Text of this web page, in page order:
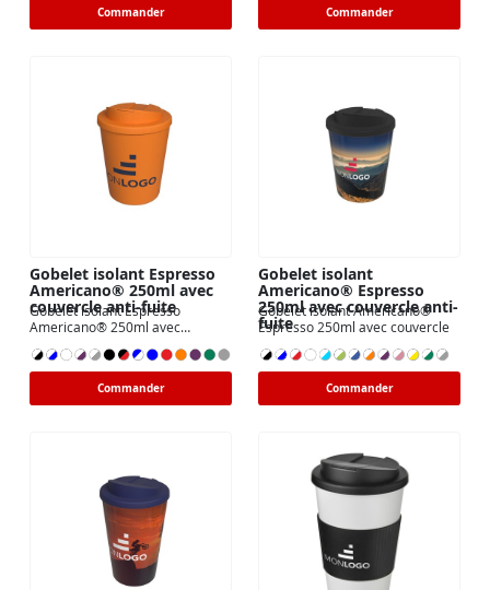
Commander Commander
Gobelet isolant Espresso
Americano® 250ml avec
couvercle anti-fuite
Gobelet isolant Espresso
Americano® 250ml avec
Commander
Gobelet isolant
Americano® Espresso
250ml avec couvercle anti-
fuite
Gobelet isolant Americano®
Espresso 250ml avec couvercle
Commander